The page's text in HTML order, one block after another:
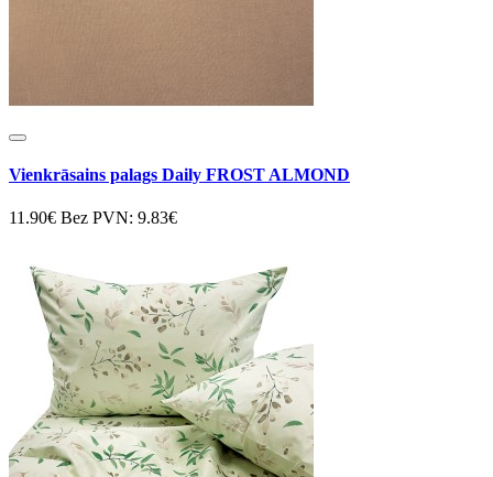
Vienkrāsains palags Daily FROST ALMOND
11.90€ Bez PVN: 9.83€